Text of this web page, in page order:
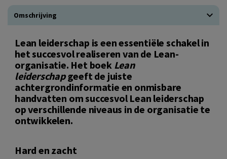
Omschrijving
Lean leiderschap is een essentiële schakel in
het succesvol realiseren van de Lean-
organisatie. Het boek Lean
leiderschapgeeft de juiste
achtergrondinformatie en onmisbare
handvatten om succesvol Lean leiderschap
op verschillende niveaus in de organisatie te
ontwikkelen.
Hard en zacht